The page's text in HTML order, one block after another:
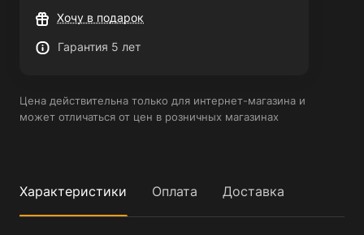
Хочу в подарок
Гарантия 5 лет
Цена действительна только для интернет-магазина и
может отличаться от цен в розничных магазинах
Характеристики Оплата Доставка